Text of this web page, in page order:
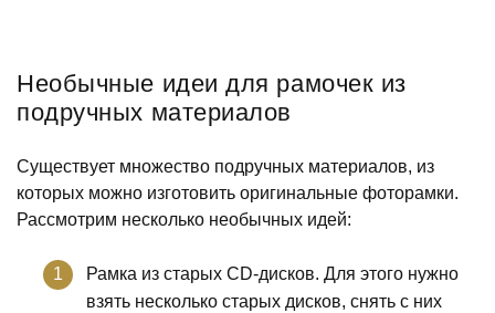
Необычные идеи для рамочек из
подручных материалов
Существует множество подручных материалов, из
которых можно изготовить оригинальные фоторамки.
Рассмотрим несколько необычных идей:
Рамка из старых CD-дисков. Для этого нужно
взять несколько старых дисков, снять с них